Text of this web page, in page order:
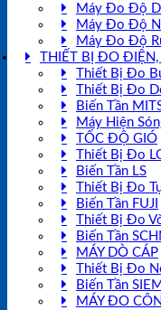
Máy Đo Độ
Máy Đo Độ
Máy Đo Độ
THIẾT BỊ ĐO
Thiết Bị Đo
Thiết Bị Đo
Biến Tần
Máy Hiện
TỐC ĐỘ GIÓ
Thiết Bị Đo
Biến Tần LS
Thiết Bị Đo
Biến Tần FUJI
Thiết Bị Đo
Biến Tần
MÁY DÒ CÁP
Thiết Bị Đo
Biến Tần
MÁY ĐO